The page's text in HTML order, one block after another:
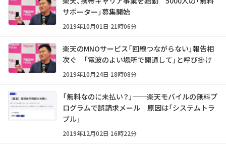
サポーター」募集開始
2019年10月01日 21時06分
楽天のMNOサービス「回線つながらない」報告相
次ぐ 「電波のよい場所で開通して」と呼び掛け
2019年10月24日 18時08分
「無料なのに未払い？」──楽天モバイルの無料プ
ログラムで誤請求メール 原因は「システムトラ
ブル」
2019年12月02日 16時22分